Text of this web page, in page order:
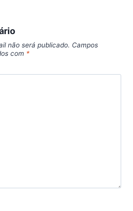
não será publicado. Campos
com *